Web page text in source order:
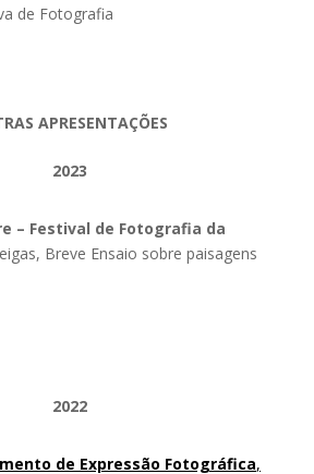
de Fotografia
APRESENTAÇÕES
2023
– Festival de Fotografia da
Breve Ensaio sobre paisagens
2022
de Expressão Fotográfica,